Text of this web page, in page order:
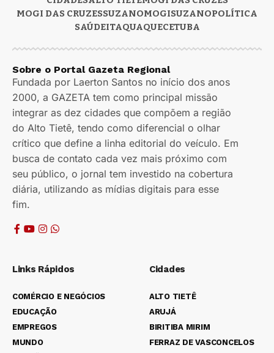
MOGI DAS CRUZESSUZANOMOGISUZANOPOLÍTICA
SAÚDEITAQUAQUECETUBA
Sobre o Portal Gazeta Regional
Fundada por Laerton Santos no início dos anos
2000, a GAZETA tem como principal missão
integrar as dez cidades que compõem a região
do Alto Tietê, tendo como diferencial o olhar
crítico que define a linha editorial do veículo. Em
busca de contato cada vez mais próximo com
seu público, o jornal tem investido na cobertura
diária, utilizando as mídias digitais para esse
fim.
Links Rápidos
COMÉRCIO E NEGÓCIOS
EDUCAÇÃO
EMPREGOS
MUNDO
Cidades
ALTO TIETÊ
ARUJÁ
BIRITIBA MIRIM
FERRAZ DE VASCONCELOS